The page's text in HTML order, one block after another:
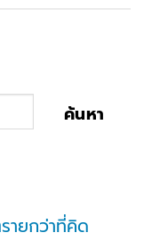
ค้นหา
ายกว่าที่คิด